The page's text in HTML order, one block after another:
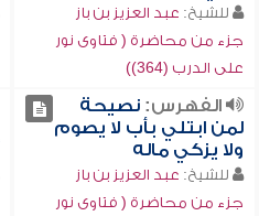
للشيخ: عبد العزيز بن باز
جزء من محاضرة ( فتاوى نور
على الدرب (364))
الفهرس:نصيحة
لمن ابتلي بأب لا يصوم
ولا يزكي ماله
للشيخ: عبد العزيز بن باز
جزء من محاضرة ( فتاوى نور